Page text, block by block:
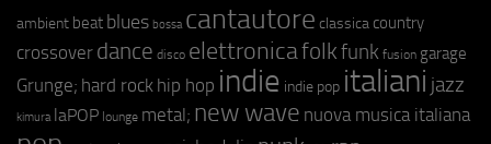
ambient beat blues bossa cantautore classica country
crossover dance disco elettronicafolkfunk fusion garage
Grunge; hard rock hip hop indie indie pop italiani jazz
kimura laPOP lounge metal; new wave nuova musica italiana